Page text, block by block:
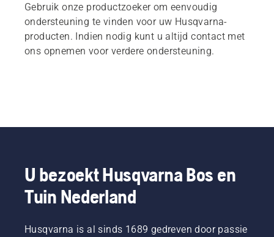
Gebruik onze productzoeker om eenvoudig
ondersteuning te vinden voor uw Husqvarna-
producten. Indien nodig kunt u altijd contact met
ons opnemen voor verdere ondersteuning.
U bezoekt Husqvarna Bos en
Tuin Nederland
Husqvarna is al sinds 1689 gedreven door passie